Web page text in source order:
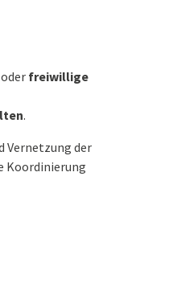
oder freiwillige
.
Vernetzung der
Koordinierung